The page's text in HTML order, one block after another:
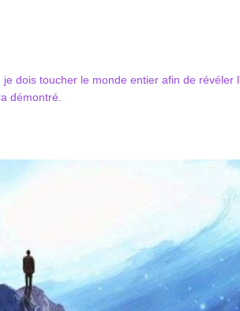
dois toucher le monde entier afin de
démontré.